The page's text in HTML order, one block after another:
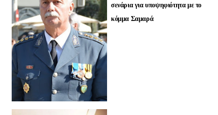
σενάρια για υποψηφιότητα με το
κόμμα Σαμαρά